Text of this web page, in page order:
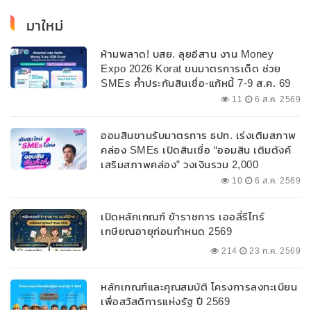
มาใหม่
ห้ามพลาด! บสย. ลุยอีสาน งาน Money
Expo 2026 Korat ขนมาตรการเด็ด ช่วย
SMEs ค้ำประกันสินเชื่อ-แก้หนี้ 7-9 ส.ค. 69
11 6 ส.ค. 2569
ออมสินขานรับมาตรการ ธปท. เร่งเติมสภาพ
คล่อง SMEs เปิดสินเชื่อ “ออมสิน เติมตังค์
เสริมสภาพคล่อง” วงเงินรวม 2,000
ลบ.สนับสนุนเงินทุนหมุนเวียนวงเงินกู้สูงสุด
10 6 ส.ค. 2569
เปิดหลักเกณฑ์ ข้าราชการ เออลี่รีไทร์
เกษียณอายุก่อนกำหนด 2569
214 23 ก.ค. 2569
หลักเกณฑ์และคุณสมบัติ โครงการลงทะเบียน
เพื่อสวัสดิการแห่งรัฐ ปี 2569